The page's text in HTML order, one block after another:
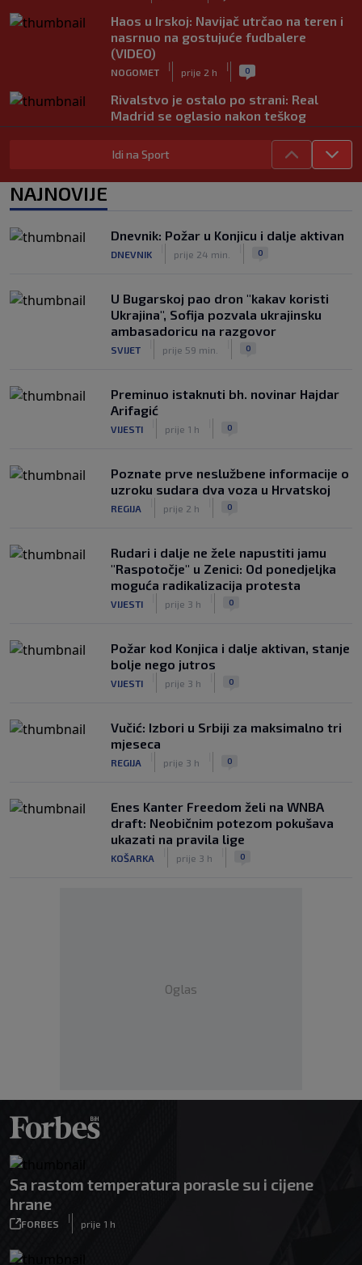
Haos u Irskoj: Navijač utrčao na teren i
nasrnuo na gostujuće fudbalere
(VIDEO)
NOGOMET
|
prije 2 h
| 0
Rivalstvo je ostalo po strani: Real
Madrid se oglasio nakon teškog
gubitka Lionela Messija
NOGOMET
prije 2 h
Infantino nekada poručivao: "Novac
NOGOMET
|
prije 3 h
|
Idi na Sport
NAJNOVIJE
Dnevnik: Požar u Konjicu i dalje aktivan
DNEVNIK prije 24 min. 0
U Bugarskoj pao dron "kakav koristi
Ukrajina", Sofija pozvala ukrajinsku
ambasadoricu na razgovor
SVIJET prije 59 min. 0
Preminuo istaknuti bh. novinar Hajdar
Arifagić
VIJESTI prije 1 h 0
Poznate prve neslužbene informacije o
uzroku sudara dva voza u Hrvatskoj
REGIJA prije 2 h 0
Rudari i dalje ne žele napustiti jamu
"Raspotočje" u Zenici: Od ponedjeljka
moguća radikalizacija protesta
VIJESTI prije 3 h 0
Požar kod Konjica i dalje aktivan, stanje
bolje nego jutros
VIJESTI prije 3 h 0
Vučić: Izbori u Srbiji za maksimalno tri
mjeseca
REGIJA prije 3 h 0
Enes Kanter Freedom želi na WNBA
draft: Neobičnim potezom pokušava
ukazati na pravila lige
KOŠARKA prije 3 h 0
Oglas
Sa rastom temperatura porasle su i cijene
hrane
FORBES
|
prije 1 h